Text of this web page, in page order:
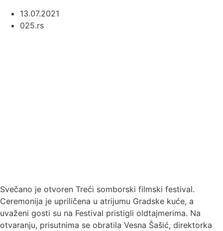
13.07.2021
025.rs
Svečano je otvoren Treći somborski filmski festival.
Ceremonija je upriličena u atrijumu Gradske kuće, a
uvaženi gosti su na Festival pristigli oldtajmerima. Na
otvaranju, prisutnima se obratila Vesna Šašić, direktorka